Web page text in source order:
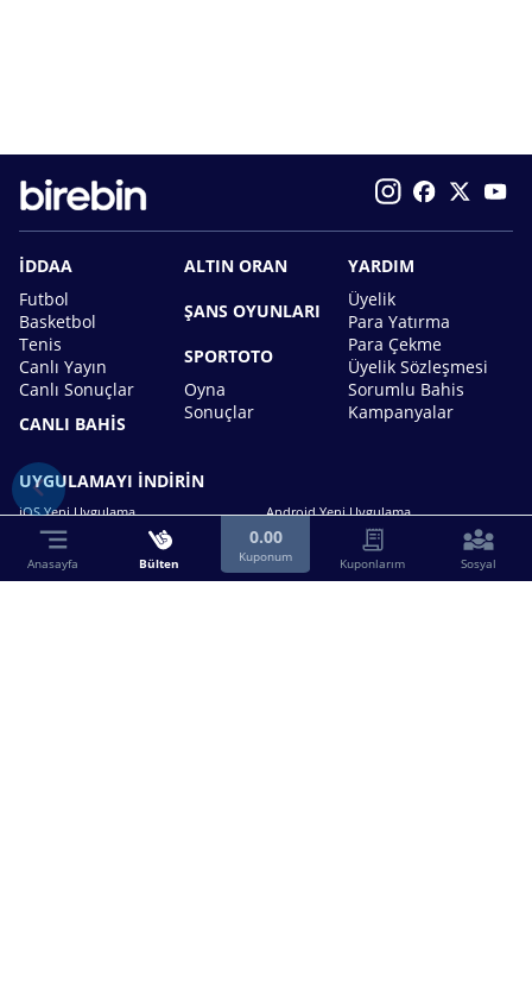
İDDAA
Futbol
Basketbol
Tenis
Canlı Yayın
Canlı Sonuçlar
CANLI BAHİS
ALTIN ORAN
ŞANS OYUNLARI
SPORTOTO
Oyna
Sonuçlar
YARDIM
Üyelik
Para Yatırma
Para Çekme
Üyelik Sözleşmesi
Sorumlu Bahis
Kampanyalar
UYGULAMAYI İNDİRİN
iOS Yeni Uygulama Android Yeni Uygulama
Anasayfa Bülten
0.00
Kuponum Kuponlarım Sosyal